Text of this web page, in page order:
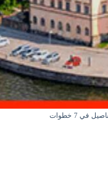
في 7 خطوات